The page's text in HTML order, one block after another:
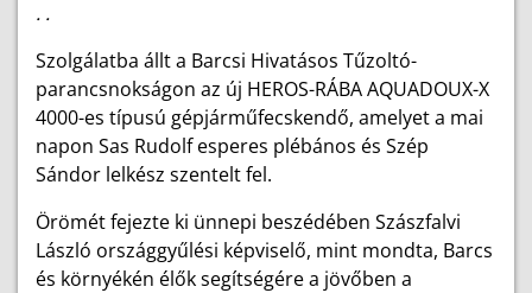
. .
Szolgálatba állt a Barcsi Hivatásos Tűzoltó-
parancsnokságon az új HEROS-RÁBA AQUADOUX-X
4000-es típusú gépjárműfecskendő, amelyet a mai
napon Sas Rudolf esperes plébános és Szép
Sándor lelkész szentelt fel.
Örömét fejezte ki ünnepi beszédében Szászfalvi
László országgyűlési képviselő, mint mondta, Barcs
és környékén élők segítségére a jövőben a